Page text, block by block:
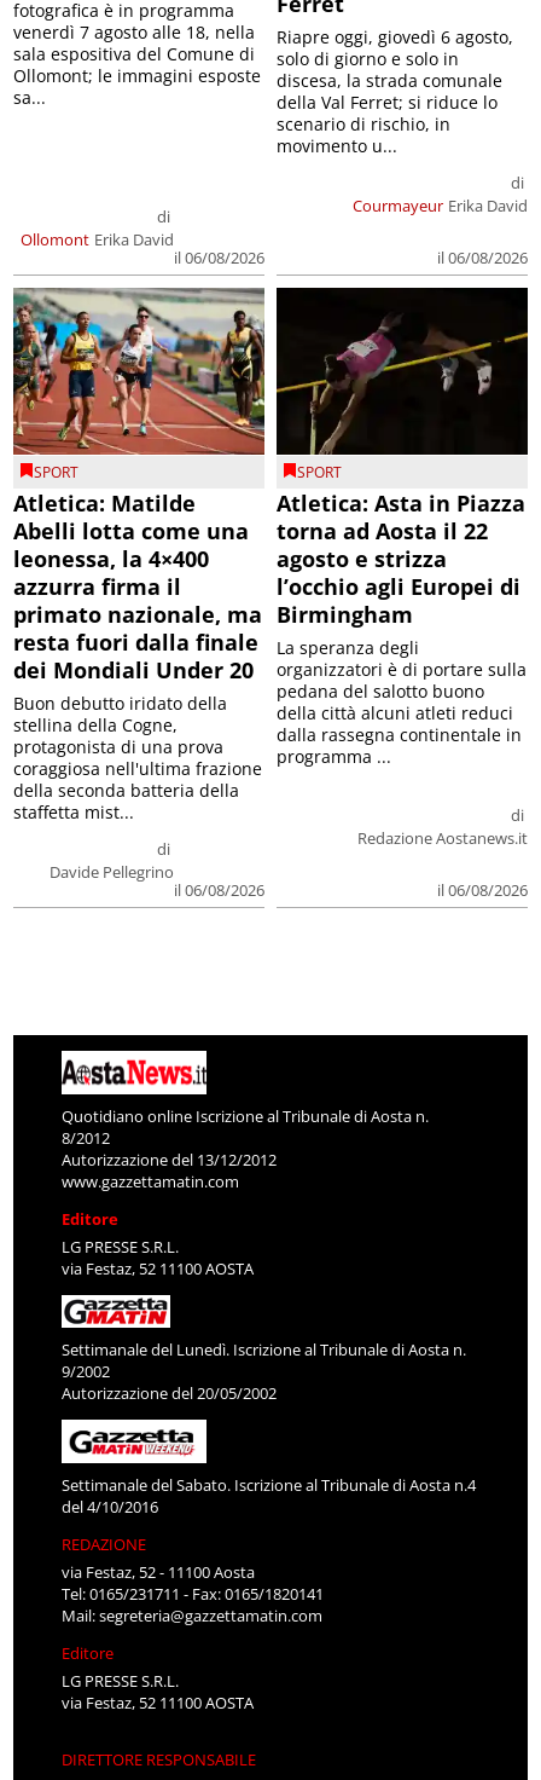
Ollomont
di
Erika David
il 06/08/2026
fotografica è in programma
venerdì 7 agosto alle 18, nella
sala espositiva del Comune di
Ollomont; le immagini esposte
sa...
Courmayeur
di
Erika David
il 06/08/2026
Riapre oggi, giovedì 6 agosto,
solo di giorno e solo in
discesa, la strada comunale
della Val Ferret; si riduce lo
scenario di rischio, in
movimento u...
SPORT
Atletica: Matilde
Abelli lotta come una
leonessa, la 4×400
azzurra firma il
primato nazionale, ma
resta fuori dalla finale
dei Mondiali Under 20
di
Davide Pellegrino
il 06/08/2026
Buon debutto iridato della
stellina della Cogne,
protagonista di una prova
coraggiosa nell'ultima frazione
della seconda batteria della
staffetta mist...
SPORT
Atletica: Asta in Piazza
torna ad Aosta il 22
agosto e strizza
l’occhio agli Europei di
Birmingham
di
Redazione Aostanews.it
il 06/08/2026
La speranza degli
organizzatori è di portare sulla
pedana del salotto buono
della città alcuni atleti reduci
dalla rassegna continentale in
programma ...
Quotidiano online Iscrizione al Tribunale di Aosta n.
8/2012
Autorizzazione del 13/12/2012
www.gazzettamatin.com
Editore
LG PRESSE S.R.L.
via Festaz, 52 11100 AOSTA
Settimanale del Lunedì. Iscrizione al Tribunale di Aosta n.
9/2002
Autorizzazione del 20/05/2002
Settimanale del Sabato. Iscrizione al Tribunale di Aosta n.4
del 4/10/2016
REDAZIONE
via Festaz, 52 - 11100 Aosta
Tel: 0165/231711 - Fax: 0165/1820141
Mail:segreteria@gazzettamatin.com
Editore
LG PRESSE S.R.L.
via Festaz, 52 11100 AOSTA
DIRETTORE RESPONSABILE